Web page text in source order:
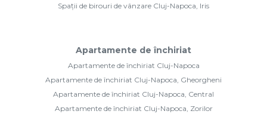
Spații de birouri de vânzare Cluj-Napoca, Iris
Apartamente de închiriat
Apartamente de închiriat Cluj-Napoca
Apartamente de închiriat Cluj-Napoca, Gheorgheni
Apartamente de închiriat Cluj-Napoca, Central
Apartamente de închiriat Cluj-Napoca, Zorilor